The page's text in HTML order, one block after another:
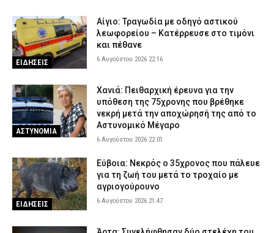
ΕΙΔΗΣΕΙΣ
Αίγιο: Τραγωδία με οδηγό αστικού
λεωφορείου – Κατέρρευσε στο τιμόνι
και πέθανε
6 Αυγούστου 2026 22:16
ΑΣΤΥΝΟΜΙΑ
Χανιά: Πειθαρχική έρευνα για την
υπόθεση της 75χρονης που βρέθηκε
νεκρή μετά την αποχώρησή της από το
Αστυνομικό Μέγαρο
6 Αυγούστου 2026 22:01
ΕΙΔΗΣΕΙΣ
Εύβοια: Νεκρός ο 35χρονος που πάλευε
για τη ζωή του μετά το τροχαίο με
αγριογούρουνο
6 Αυγούστου 2026 21:47